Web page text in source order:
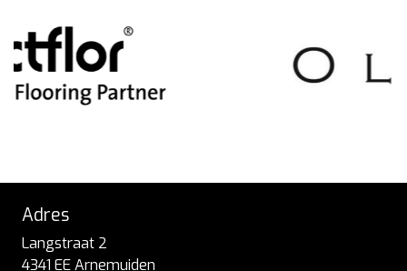
Adres
Langstraat 2
4341 EE Arnemuiden